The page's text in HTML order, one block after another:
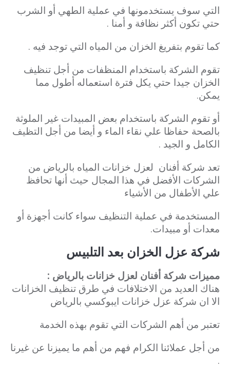
التي سوف يستخدمونها في عملية الطهي أو الشرب
حتي تكون أكثر نظافة و أمنا .
كما تقوم بتفريغ الخزان من المياه التي توجد فيه .
تقوم الشركة باستخدام المنظفات من أجل تنظيف
الخزان جيدا حتي يكل فترة استعماله أطول مما
يمكن.
أو تقوم الشركة باستخدام بعض المبيدات غير الملوثة
بالصحة حفاظا علي نقاء الماء و أيضا من أجل التظيف
الكامل و الجيد .
تعد شركة أفنان لعزل خزانات المياه بالرياض من
الشركات الأفضل في هذا المجال حيث أنها تحافظ
علي الأطفال من الأشياء
المستخدمة في عملية التنظيف سواء كانت أجهزة أو
معدات أو مبيدات.
شركة عزل الخزان بعد التلبيس
مميزات شركة أفنان لعزل خزانات بالرياض :
هناك العديد من الاختلافات في طرق تنظيف الخزانات
الا ان شركة عزل خزانات ايبوكسي بالرياض
تعتبر من أهم الشركات التي تقوم بهذه الخدمة
من أجل عملائنا الكرام فهم من أهم ما يميزنا عن غيرنا
.